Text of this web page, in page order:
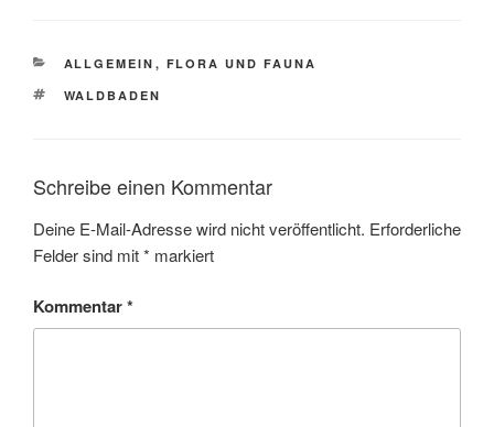
b
o
l
e
KATEGORIEN
ALLGEMEIN , FLORA UND FAUNA
SCHLAGWÖRTER
WALDBADEN
Schreibe einen Kommentar
Deine E-Mail-Adresse wird nicht veröffentlicht. Erforderliche
Felder sind mit* markiert
Kommentar*